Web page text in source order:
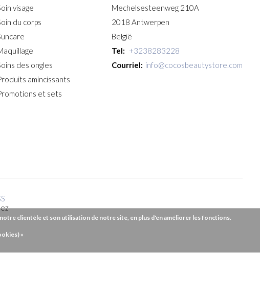
visage
du corps
des ongles
amincissants
et sets
Mechelsesteenweg 210A
2018 Antwerpen
België
Tel: +3238283228
Courriel: info@cocosbeautystore.com
clientèle et son utilisation de notre site, en plus d'en améliorer les fonctions.
»